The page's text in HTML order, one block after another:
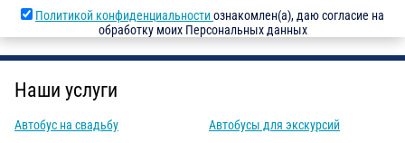
Политикой конфиденциальностиознакомлен(а), даю согласие на
обработку моих Персональных данных
Наши услуги
Автобус на свадьбу
Автобусы для экскурсий